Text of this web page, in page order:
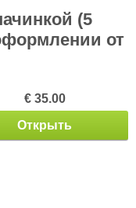
(5
от
€ 35.00
Открыть